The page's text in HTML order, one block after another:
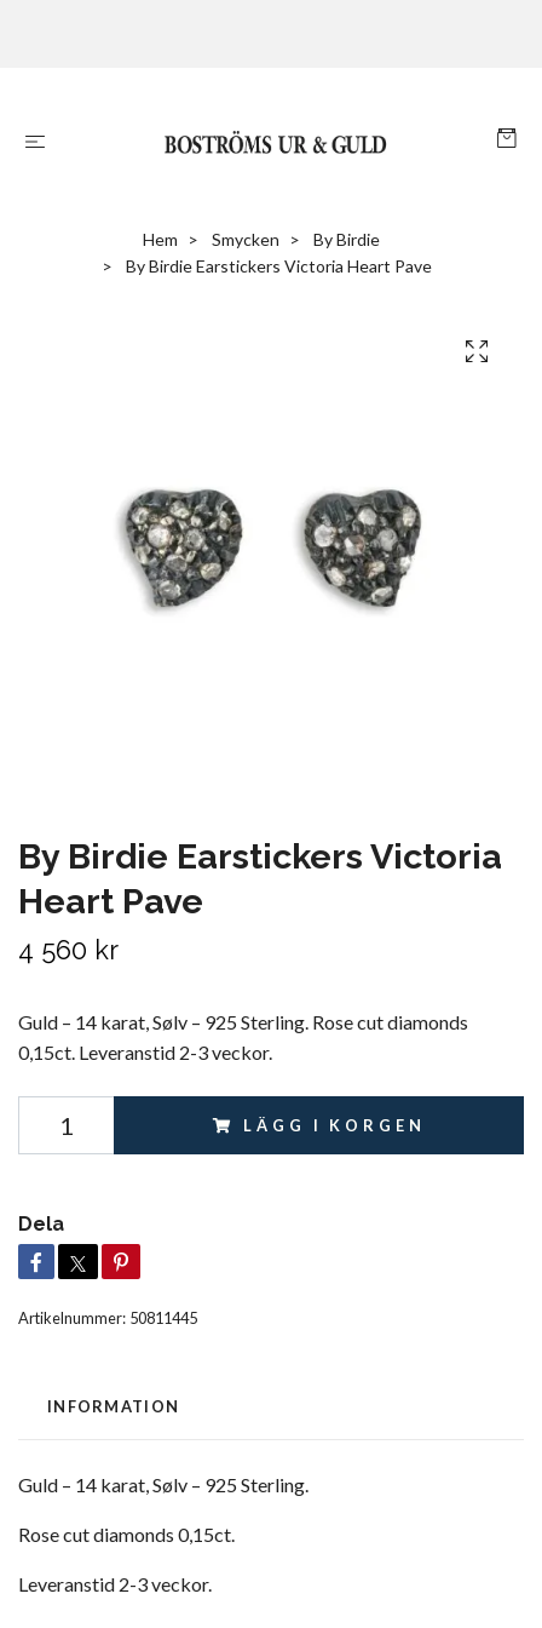
Hem Smycken
By Birdie
By Birdie Earstickers Victoria Heart Pave
By Birdie Earstickers Victoria
Heart Pave
4 560 kr
Guld – 14 karat, Sølv – 925 Sterling. Rose cut diamonds
0,15ct. Leveranstid 2-3 veckor.
LÄGG I KORGEN
Dela
Artikelnummer: 50811445
INFORMATION
Guld – 14 karat, Sølv – 925 Sterling.
Rose cut diamonds 0,15ct.
Leveranstid 2-3 veckor.